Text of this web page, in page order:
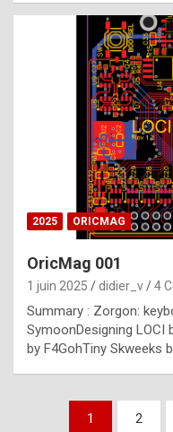
2025 ORICMAG
OricMag 001
1 juin 2025 didier_v 4
Summary : Zorgon:
SymoonDesigning LOCI
by F4GohTiny Skweeks
Pagination
1 2